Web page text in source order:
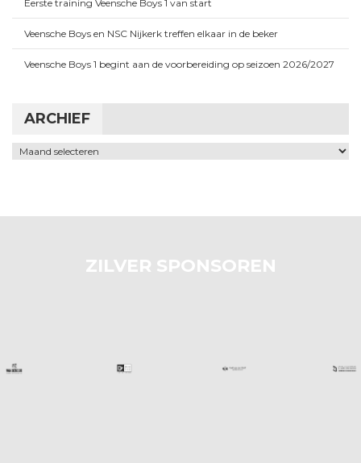
Eerste training Veensche Boys 1 van start
Veensche Boys en NSC Nijkerk treffen elkaar in de beker
Veensche Boys 1 begint aan de voorbereiding op seizoen 2026/2027
ARCHIEF
Archief
ZILVER SPONSOREN